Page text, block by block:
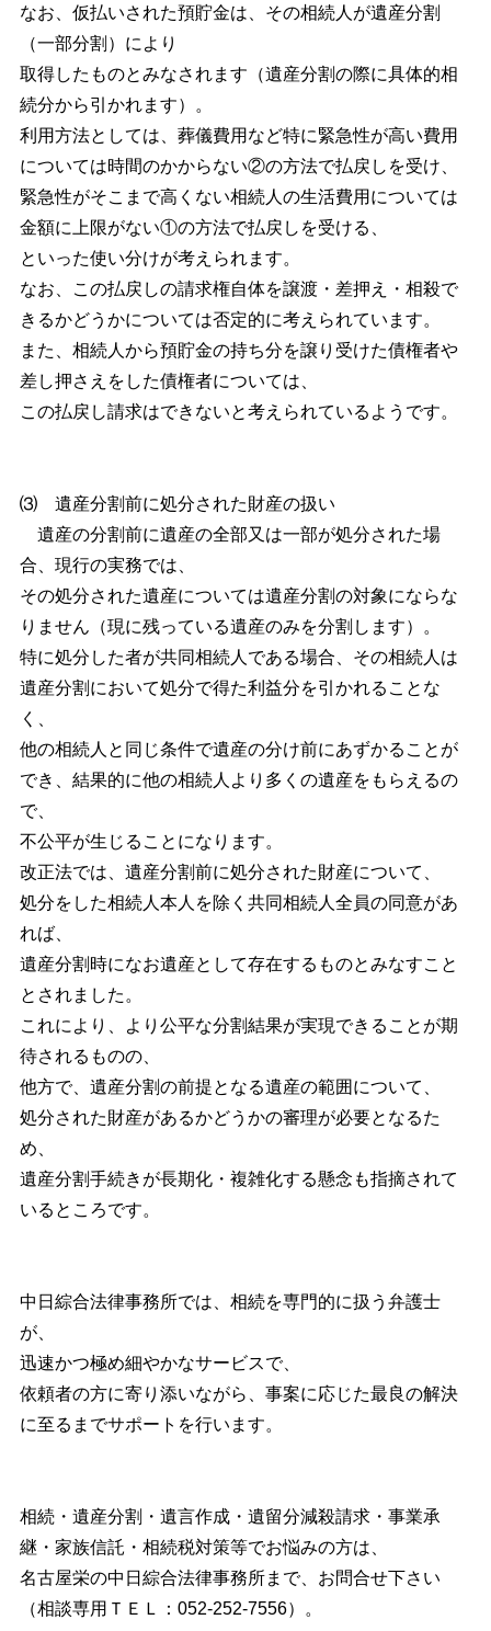
なお、仮払いされた預貯金は、その相続人が遺産分割
（一部分割）により
取得したものとみなされます（遺産分割の際に具体的相
続分から引かれます）。
利用方法としては、葬儀費用など特に緊急性が高い費用
については時間のかからない②の方法で払戻しを受け、
緊急性がそこまで高くない相続人の生活費用については
金額に上限がない①の方法で払戻しを受ける、
といった使い分けが考えられます。
なお、この払戻しの請求権自体を譲渡・差押え・相殺で
きるかどうかについては否定的に考えられています。
また、相続人から預貯金の持ち分を譲り受けた債権者や
差し押さえをした債権者については、
この払戻し請求はできないと考えられているようです。
⑶ 遺産分割前に処分された財産の扱い
遺産の分割前に遺産の全部又は一部が処分された場
合、現行の実務では、
その処分された遺産については遺産分割の対象にならな
りません（現に残っている遺産のみを分割します）。
特に処分した者が共同相続人である場合、その相続人は
遺産分割において処分で得た利益分を引かれることな
く、
他の相続人と同じ条件で遺産の分け前にあずかることが
でき、結果的に他の相続人より多くの遺産をもらえるの
で、
不公平が生じることになります。
改正法では、遺産分割前に処分された財産について、
処分をした相続人本人を除く共同相続人全員の同意があ
れば、
遺産分割時になお遺産として存在するものとみなすこと
とされました。
これにより、より公平な分割結果が実現できることが期
待されるものの、
他方で、遺産分割の前提となる遺産の範囲について、
処分された財産があるかどうかの審理が必要となるた
め、
遺産分割手続きが長期化・複雑化する懸念も指摘されて
いるところです。
中日綜合法律事務所では、相続を専門的に扱う弁護士
が、
迅速かつ極め細やかなサービスで、
依頼者の方に寄り添いながら、事案に応じた最良の解決
に至るまでサポートを行います。
相続・遺産分割・遺言作成・遺留分減殺請求・事業承
継・家族信託・相続税対策等でお悩みの方は、
名古屋栄の中日綜合法律事務所まで、お問合せ下さい
（相談専用ＴＥＬ：052-252-7556）。